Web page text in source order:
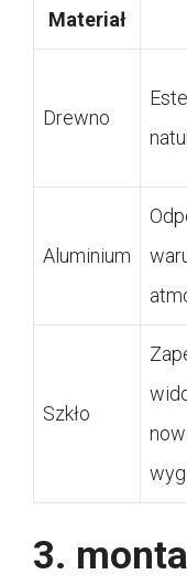
Materiał
Drewno
Aluminium
Szkło
3.